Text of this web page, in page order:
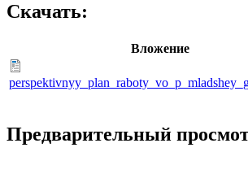
Скачать:
Вложение
Предварительный